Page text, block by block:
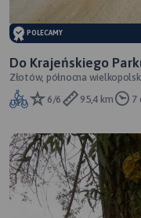
POLECAMY
Do Krajeńskiego
Witosławskie
Złotów, północna
6/6
95,4 km 7